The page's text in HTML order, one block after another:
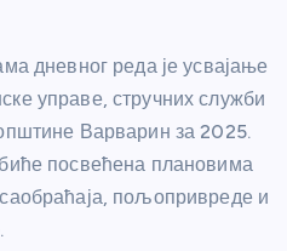
дневног реда је усвајање
управе, стручних служби
Варварин за 2025.
посвећена плановима
пољопривреде и